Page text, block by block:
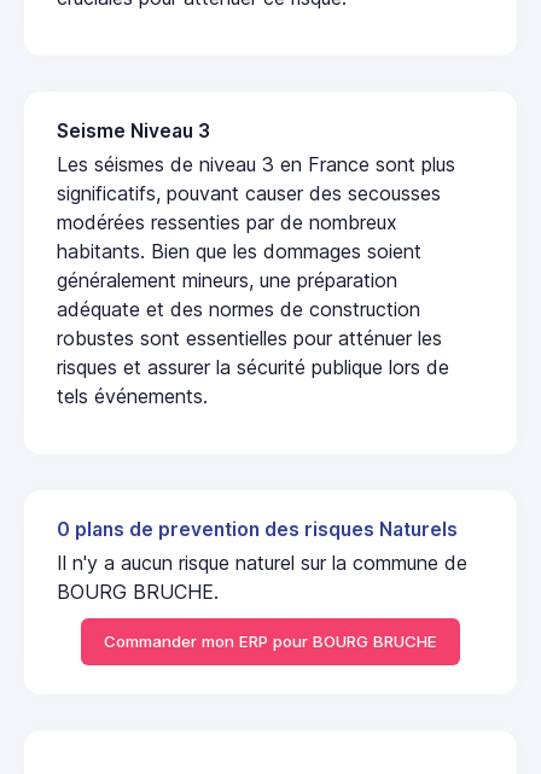
Seisme Niveau 3
Les séismes de niveau 3 en France sont plus
significatifs, pouvant causer des secousses
modérées ressenties par de nombreux
habitants. Bien que les dommages soient
généralement mineurs, une préparation
adéquate et des normes de construction
robustes sont essentielles pour atténuer les
risques et assurer la sécurité publique lors de
tels événements.
0 plans de prevention des risques Naturels
Il n'y a aucun risque naturel sur la commune de
BOURG BRUCHE.
Commander mon ERP pour BOURG BRUCHE